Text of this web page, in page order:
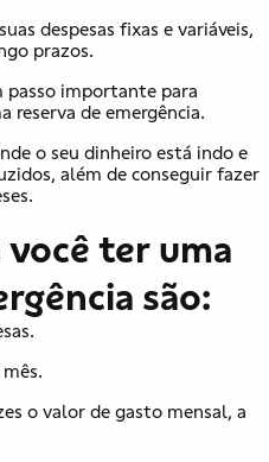
despesas fixas e variáveis,
prazos.
passo importante para
reserva de emergência.
o seu dinheiro está indo e
além de conseguir fazer
você ter uma
são:
o valor de gasto mensal, a